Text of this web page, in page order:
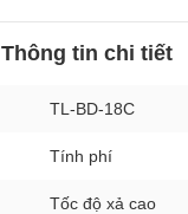
Thông tin chi tiết
TL-BD-18C
Tính phí
Tốc độ xả cao